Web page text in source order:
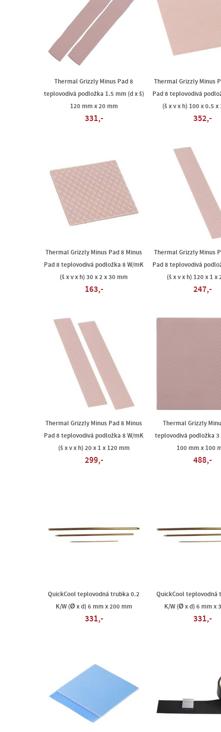
Thermal Grizzly Minus Pad 8
teplovodivá podložka 1.5 mm (d x š)
120 mm x 20 mm
331,-
Thermal Grizzly Minus
Pad 8 teplovodivá
(š x v x h) 100 x 0.5 x
352,-
Thermal Grizzly Minus Pad 8 Minus
Pad 8 teplovodivá podložka 8 W/mK
(š x v x h) 30 x 2 x 30 mm
163,-
Thermal Grizzly Minus
Pad 8 teplovodivá
(š x v x h) 120 x 1 x
247,-
Thermal Grizzly Minus Pad 8 Minus
Pad 8 teplovodivá podložka 8 W/mK
(š x v x h) 20 x 1 x 120 mm
299,-
Thermal Grizzly
teplovodivá podložka 3
100 mm x 100
488,-
QuickCool teplovodná trubka 0.2
K/W (Ø x d) 6 mm x 200 mm
331,-
QuickCool teplovodná
K/W (Ø x d) 6 mm x
331,-